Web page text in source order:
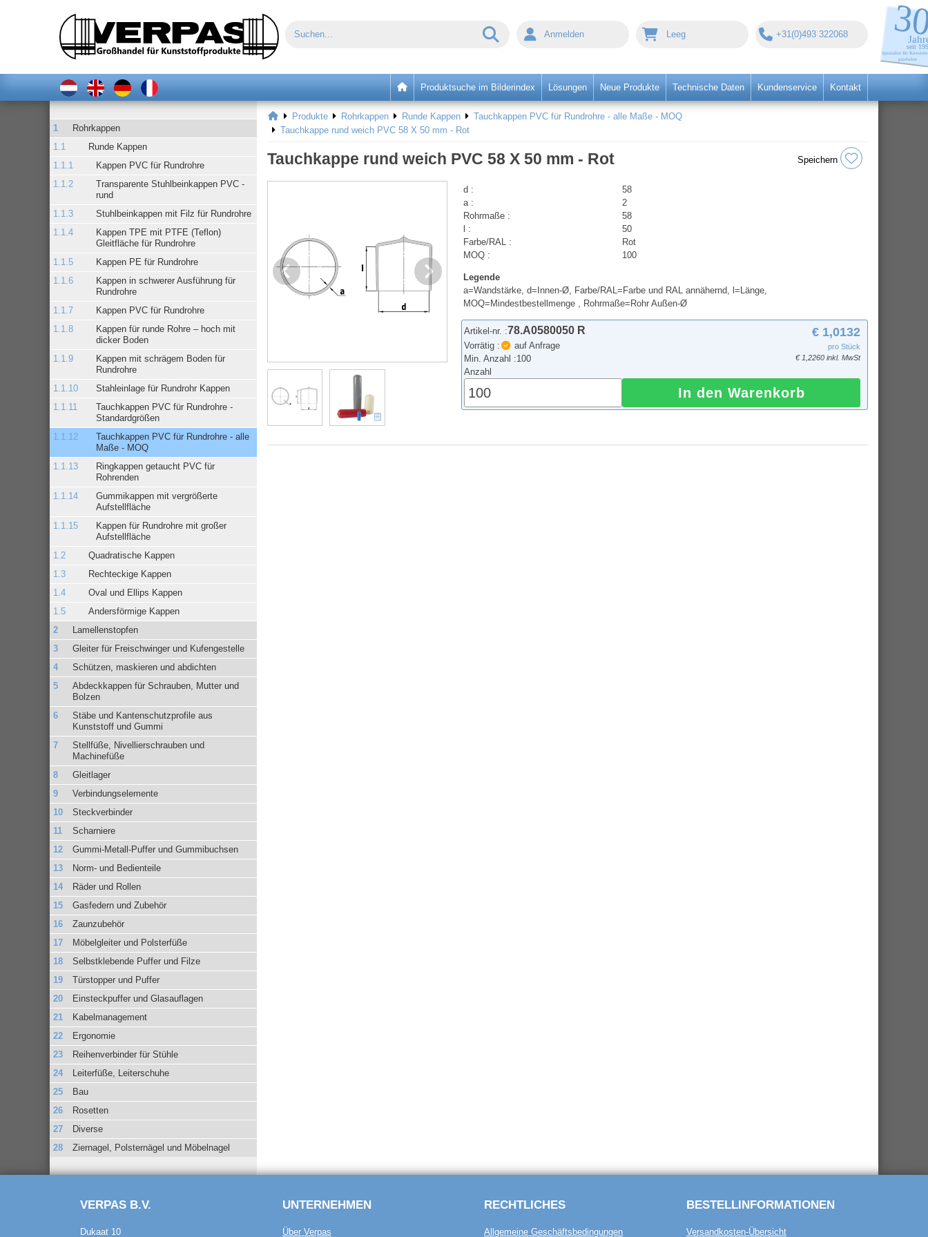
Anmelden Leeg +31(0)493 322068
Produktsuche im Bilderindex Lösungen Neue Produkte Technische Daten Kundenservice Kontakt
Rohrkappen
Runde Kappen
Kappen PVC für Rundrohre
Transparente Stuhlbeinkappen PVC -
rund
Stuhlbeinkappen mit Filz für Rundrohre
Kappen TPE mit PTFE (Teflon)
Gleitfläche für Rundrohre
Kappen PE für Rundrohre
Kappen in schwerer Ausführung für
Rundrohre
Kappen PVC für Rundrohre
Kappen für runde Rohre – hoch mit
dicker Boden
Kappen mit schrägem Boden für
Rundrohre
Stahleinlage für Rundrohr Kappen
Tauchkappen PVC für Rundrohre -
Standardgrößen
Tauchkappen PVC für Rundrohre - alle
Maße - MOQ
Ringkappen getaucht PVC für
Rohrenden
Gummikappen mit vergrößerte
Aufstellfläche
Kappen für Rundrohre mit großer
Aufstellfläche
Quadratische Kappen
Rechteckige Kappen
Oval und Ellips Kappen
Andersförmige Kappen
Lamellenstopfen
Gleiter für Freischwinger und Kufengestelle
Schützen, maskieren und abdichten
Abdeckkappen für Schrauben, Mutter und
Bolzen
Stäbe und Kantenschutzprofile aus
Kunststoff und Gummi
Stellfüße, Nivellierschrauben und
Machinefüße
Gleitlager
Verbindungselemente
Steckverbinder
Scharniere
Gummi-Metall-Puffer und Gummibuchsen
Norm- und Bedienteile
Räder und Rollen
Gasfedern und Zubehör
Zaunzubehör
Möbelgleiter und Polsterfüße
Selbstklebende Puffer und Filze
Türstopper und Puffer
Einsteckpuffer und Glasauflagen
Kabelmanagement
Ergonomie
Reihenverbinder für Stühle
Leiterfüße, Leiterschuhe
Bau
Rosetten
Diverse
Ziernagel, Polsternägel und Möbelnagel
Produkte Rohrkappen Runde Kappen
Tauchkappen PVC für Rundrohre - alle Maße - MOQ
Tauchkappe rund weich PVC 58 X 50 mm - Rot
Tauchkappe rund weich PVC 58 X 50 mm - Rot Speichern
d :
58
a :
2
Rohrmaße :
58
l :
50
Farbe/RAL :
Rot
MOQ :
100
Legende
a=Wandstärke, d=Innen-Ø, Farbe/RAL=Farbe und RAL annähernd, l=Länge,
MOQ=Mindestbestellmenge , Rohrmaße=Rohr Außen-Ø
Artikel-nr. :78.A0580050 R
Vorrätig :
auf Anfrage
Min. Anzahl :100
€ 1,0132
pro Stück
€ 1,2260 inkl. MwSt
Anzahl
In den Warenkorb
VERPAS B.V.
Dukaat 10
UNTERNEHMEN
Über Verpas
RECHTLICHES
Allgemeine Geschäftsbedingungen
BESTELL­INFORMATIONEN
Versandkosten-Übersicht